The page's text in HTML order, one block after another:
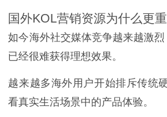
国外KOL营销资源为什么更
如今海外社交媒体竞争越来越激烈
已经很难获得理想效果。
越来越多海外用户开始排斥传统
看真实生活场景中的产品体验。